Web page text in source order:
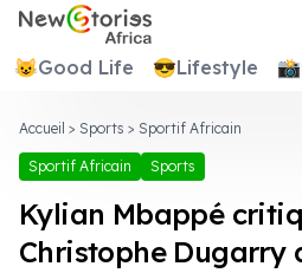
Newstories Africa
😺Good Life 😎Lifestyle 📸
Accueil > Sports > Sportif Africain
Sportif Africain Sports
Kylian Mbappé
Christophe Dugarry